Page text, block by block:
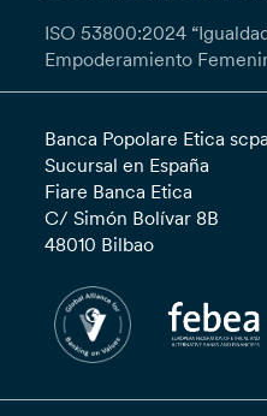
ISO 53800:2024
Empoderamiento
Banca Popolare Etica scpa
Sucursal en España
Fiare Banca Etica
C/ Simón Bolívar 8B
48010 Bilbao